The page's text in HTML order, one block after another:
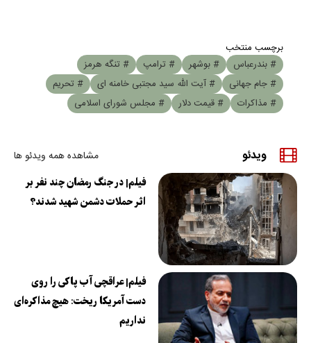
برچسب منتخب
# بندرعباس
# بوشهر # ترامپ
# تنگه هرمز
# جام جهانی
# آیت الله سید مجتبی خامنه ای
# تحریم
# مذاکرات
# قیمت دلار # مجلس شورای اسلامی
ویدئو مشاهده همه ویدئو ها
فیلم| در جنگ رمضان چند نفر بر
اثر حملات دشمن شهید شدند؟
فیلم| عراقچی آب پاکی را روی
دست آمریکا ریخت: هیچ مذاکره‌ای
نداریم